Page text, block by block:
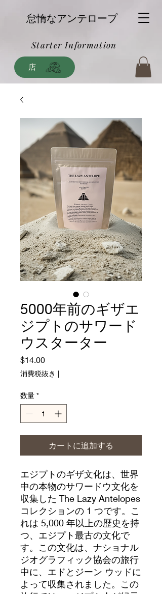
店
怠惰なアンテロープ
Starter Information
5000年前のギザエ
ジプトのサワード
ウスターター
$14.00価
格
消費税抜き |
数量 *
カートに追加する
エジプトのギザ文化は、世界
中の本物のサワードウ文化を
収集した The Lazy Antelopes
コレクションの 1 つです。こ
れは 5,000 年以上の歴史を持
つ、エジプト最古の文化で
す。この文化は、ナショナル
ジオグラフィック協会の旅行
中に、エドとジーン ウッドに
よって収集されました。この